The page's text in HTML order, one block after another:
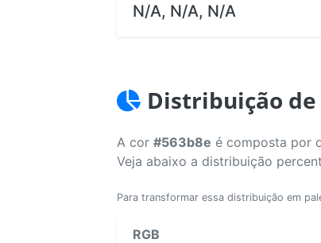
N/A, N/A, N/A
Distribuição de
A cor #563b8e é composta por
Veja abaixo a distribuição
Para transformar essa distribuição em
RGB